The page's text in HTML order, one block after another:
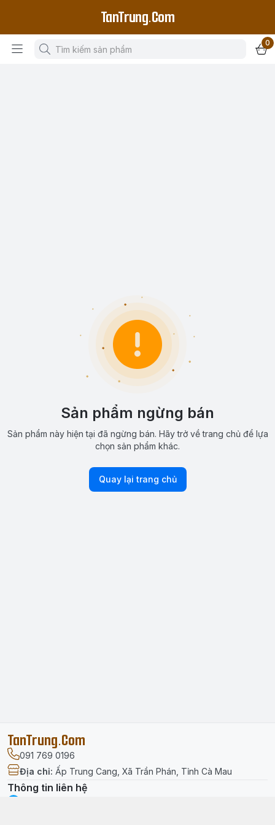
TanTrung.Com
0
Sản phẩm ngừng bán
Sản phẩm này hiện tại đã ngừng bán. Hãy trở về trang chủ để lựa
chọn sản phẩm khác.
Quay lại trang chủ
TanTrung.Com
091 769 0196
Địa chỉ: Ấp Trung Cang, Xã Trần Phán, Tỉnh Cà Mau
Thông tin liên hệ